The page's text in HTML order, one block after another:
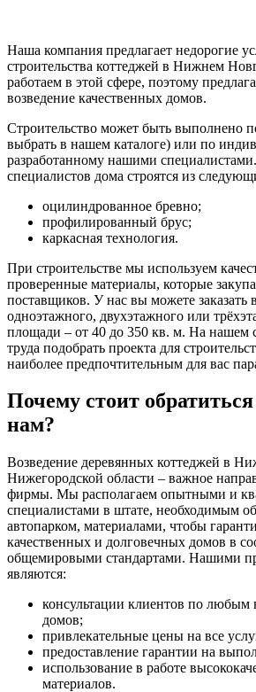
Наша компания предлагает недорогие
строительства коттеджей в Нижнем
работаем в этой сфере, поэтому
возведение качественных домов.
Строительство может быть выполнено
выбрать в нашем каталоге) или по
разработанному нашими
специалистов дома строятся из
оцилиндрованное бревно;
профилированный брус;
каркасная технология.
При строительстве мы используем
проверенные материалы, которые
поставщиков. У нас вы можете заказать
одноэтажного, двухэтажного или
площади – от 40 до 350 кв. м. На нашем
труда подобрать проекта для
наиболее предпочтительным для вас
Почему стоит
нам?
Возведение деревянных коттеджей в
Нижегородской области – важное
фирмы. Мы располагаем опытными и
специалистами в штате, необходимым
автопарком, материалами, чтобы
качественных и долговечных домов в
общемировыми стандартами. Нашими
являются:
консультации клиентов по любым
домов;
привлекательные цены на все
предоставление гарантии на
использование в работе
материалов.